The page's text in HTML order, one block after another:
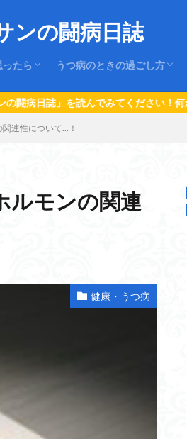
ンの闘病日誌
ったら
状とサイン
と。
のすること。
と
だから…！
うつ病のときの過ごし方
１．日常の過ごし方
２．思考を変える
３．再発させない
ください！何かのヒントになるかもよ！
連性について…！
ルモンの関連
健康・うつ病